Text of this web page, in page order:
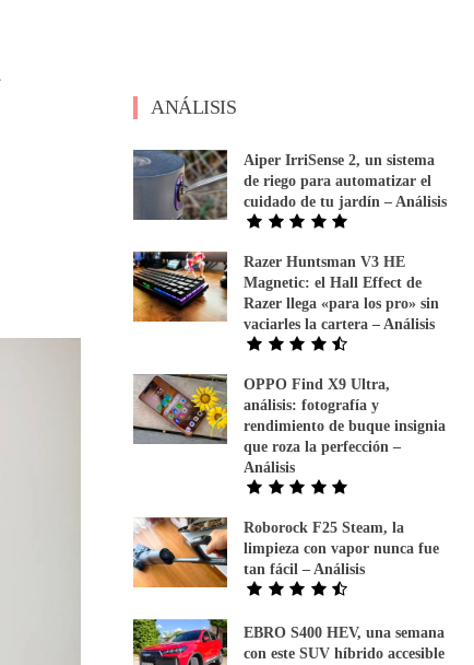
ANÁLISIS
Aiper IrriSense 2, un sistema
de riego para automatizar el
cuidado de tu jardín – Análisis
Razer Huntsman V3 HE
Magnetic: el Hall Effect de
Razer llega «para los pro» sin
vaciarles la cartera – Análisis
OPPO Find X9 Ultra,
análisis: fotografía y
rendimiento de buque insignia
que roza la perfección –
Análisis
Roborock F25 Steam, la
limpieza con vapor nunca fue
tan fácil – Análisis
EBRO S400 HEV, una semana
con este SUV híbrido accesible